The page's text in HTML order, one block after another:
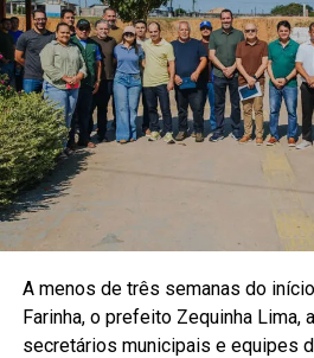
A menos de três semanas do
Farinha, o prefeito Zequinha Lima,
secretários municipais e equipes